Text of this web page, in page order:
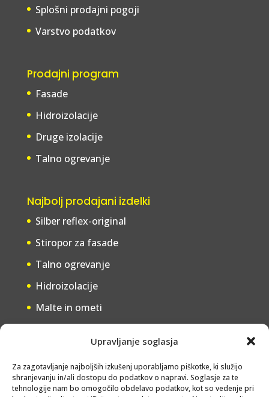
Upravljanje soglasja
Za zagotavljanje najboljših izkušenj uporabljamo piškotke, ki služijo
shranjevanju in/ali dostopu do podatkov o napravi. Soglasje za te
tehnologije nam bo omogočilo obdelavo podatkov, kot so vedenje pri
Splošni prodajni pogoji
Varstvo podatkov
Prodajni program
Fasade
Hidroizolacije
Druge izolacije
Talno ogrevanje
Najbolj prodajani izdelki
Silber reflex-original
Stiropor za fasade
Talno ogrevanje
Hidroizolacije
Malte in ometi
Svetovanje
Izmere na domu